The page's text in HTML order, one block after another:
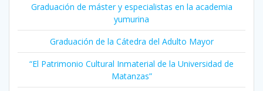
Graduación de máster y especialistas en la academia
yumurina
Graduación de la Cátedra del Adulto Mayor
“El Patrimonio Cultural Inmaterial de la Universidad de
Matanzas”